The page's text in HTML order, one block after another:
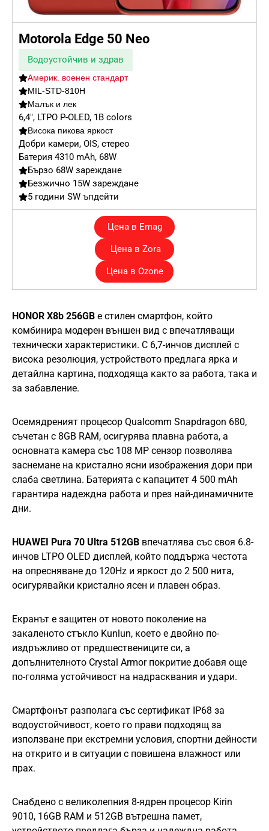
Motorola Edge 50 Neo
Водоустойчив и здрав
Америк. военен стандарт
MIL-STD-810H
Малък и лек
6,4″, LTPO P-OLED, 1B colors
Висока пикова яркост
Добри камери, OIS, стерео
Батерия 4310 mAh, 68W
Бързо 68W зареждане
Безжично 15W зареждане
5 години SW ъпдейти
Цена в Emag
Цена в Zora
Цена в Ozone
HONOR X8b 256GB е стилен смартфон, който
комбинира модерен външен вид с впечатляващи
технически характеристики. С 6,7-инчов дисплей с
висока резолюция, устройството предлага ярка и
детайлна картина, подходяща както за работа, така и
за забавление.
Осемядреният процесор Qualcomm Snapdragon 680,
съчетан с 8GB RAM, осигурява плавна работа, а
основната камера със 108 MP сензор позволява
заснемане на кристално ясни изображения дори при
слаба светлина. Батерията с капацитет 4 500 mAh
гарантира надеждна работа и през най-динамичните
дни.
HUAWEI Pura 70 Ultra 512GB впечатлява със своя 6.8-
инчов LTPO OLED дисплей, който поддържа честота
на опресняване до 120Hz и яркост до 2 500 нита,
осигурявайки кристално ясен и плавен образ.
Екранът е защитен от новото поколение на
закаленото стъкло Kunlun, което е двойно по-
издръжливо от предшествениците си, а
допълнителното Crystal Armor покритие добавя още
по-голяма устойчивост на надрасквания и удари.
Смартфонът разполага със сертификат IP68 за
водоустойчивост, което го прави подходящ за
използване при екстремни условия, спортни дейности
на открито и в ситуации с повишена влажност или
прах.
Снабдено с великолепния 8-ядрен процесор Kirin
9010, 16GB RAM и 512GB вътрешна памет,